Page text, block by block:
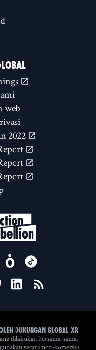
web
2022
ON
Dukungan Global XR
dilakukan bersama-sama.
secara non-komersial